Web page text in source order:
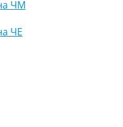
ЧМ
ЧЕ